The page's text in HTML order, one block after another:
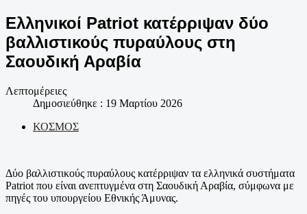
Ελληνικοί Patriot κατέρριψαν δύο
βαλλιστικούς πυραύλους στη
Σαουδική Αραβία
Λεπτομέρειες
Δημοσιεύθηκε : 19 Μαρτίου 2026
ΚΟΣΜΟΣ
Δύο βαλλιστικούς πυραύλους κατέρριψαν τα ελληνικά συστήματα
Patriot που είναι ανεπτυγμένα στη Σαουδική Αραβία, σύμφωνα με
πηγές του υπουργείου Εθνικής Άμυνας.